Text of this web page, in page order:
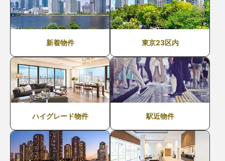
新着物件 東京23区内
ハイグレード物件 駅近物件